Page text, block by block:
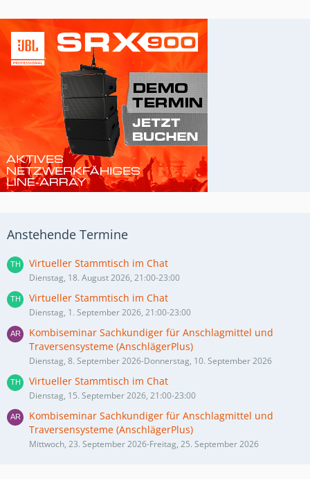
Anstehende Termine
Virtueller Stammtisch im Chat
Dienstag, 18. August 2026, 21:00-23:00
Virtueller Stammtisch im Chat
Dienstag, 1. September 2026, 21:00-23:00
Kombiseminar Sachkundiger für Anschlagmittel und
Traversensysteme (AnschlägerPlus)
Dienstag, 8. September 2026-Donnerstag, 10. September 2026
Virtueller Stammtisch im Chat
Dienstag, 15. September 2026, 21:00-23:00
Kombiseminar Sachkundiger für Anschlagmittel und
Traversensysteme (AnschlägerPlus)
Mittwoch, 23. September 2026-Freitag, 25. September 2026